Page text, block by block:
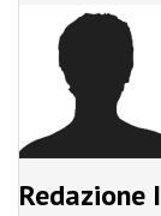
Redazione